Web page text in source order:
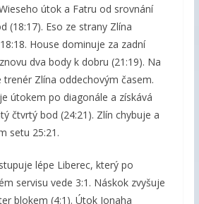
útok a Fatru od srovnání
(18:17). Eso ze strany Zlína
House dominuje za zadní
dva body k dobru (21:19). Na
Zlína oddechovým časem.
útokem po diagonále a získává
čtvrtý bod (24:21). Zlín chybuje a
setu 25:21.
lépe Liberec, který po
servisu vede 3:1. Náskok zvyšuje
blokem (4:1). Útok Jonaha